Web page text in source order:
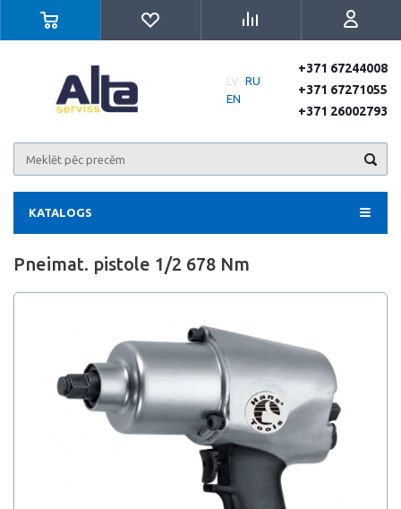
LV RU
EN
+371 67244008
+371 67271055
+371 26002793
KATALOGS
Pneimat. pistole 1/2 678 Nm